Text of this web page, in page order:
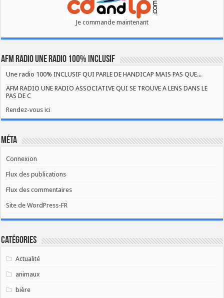
Je commande maintenant
AFM RADIO UNE RADIO 100% INCLUSIF
Une radio 100% INCLUSIF QUI PARLE DE HANDICAP MAIS PAS QUE...
AFM RADIO UNE RADIO ASSOCIATIVE QUI SE TROUVE A LENS DANS LE
PAS DE C
Rendez-vous ici
Méta
Connexion
Flux des publications
Flux des commentaires
Site de WordPress-FR
Catégories
Actualité
animaux
bière